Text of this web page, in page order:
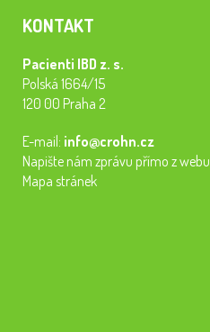
KONTAKT
Pacienti IBD z. s.
Polská 1664/15
120 00 Praha 2
E-mail: info@crohn.cz
Napište nám zprávu přímo z webu
Mapa stránek